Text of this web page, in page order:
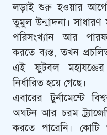
লড়াই শুরু হওয়ার
তুমুল উন্মাদনা।
পরিসংখ্যান আর
করতে ব্যস্ত, তখন
এই ফুটবল মহাযজ্ঞের
নির্ধারিত হয়ে গেছে।
​এবারের টুর্নামেন্টে
অঘটন আর চরম
করতে পারেনি। কোটি